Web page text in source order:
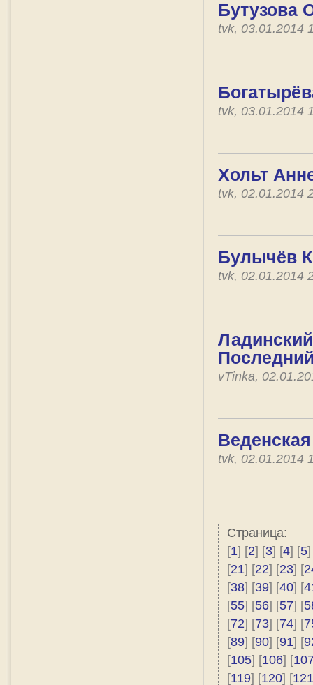
Бутузова
tvk,
tvk,
Хольт
tvk,
Булычёв
tvk,
vTinka,
tvk,
Страница:
[1] [2] [3] [4] [5]
[21] [22] [23] [
[38] [39] [40] [
[55] [56] [57] [
[72] [73] [74] [
[89] [90] [91] [
[105] [106] [
[119] [120] [121